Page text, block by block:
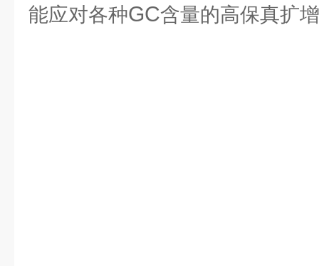
能应对各种GC含量的高保真扩